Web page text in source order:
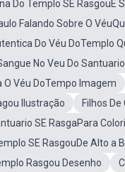
Do Templo SE RasgouE
Falando Sobre O
Do Véu DoTemplo
No Veu Do Santuario
O Véu DoTempo Imagem
Ilustração
Filhos De
SE RasgaPara
SE RasgouDe Alto a
Rasgou Desenho